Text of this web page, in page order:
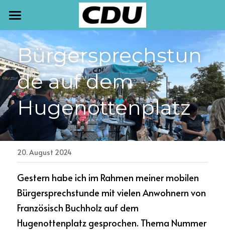
START
TERMINE
NEWSLETTER
AKTUELLES
MEINE ARBEIT
KONTAKT
Bürgersprechstun
de auf dem
Hugenottenplatz
20. August 2024
Gestern habe ich im Rahmen meiner mobilen
Bürgersprechstunde mit vielen Anwohnern von
Französisch Buchholz auf dem
Hugenottenplatz gesprochen. Thema Nummer